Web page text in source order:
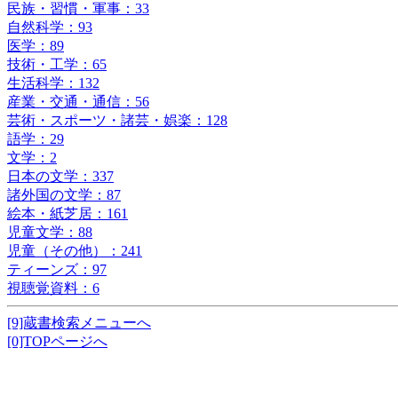
民族・習慣・軍事：33
自然科学：93
医学：89
技術・工学：65
生活科学：132
産業・交通・通信：56
芸術・スポーツ・諸芸・娯楽：128
語学：29
文学：2
日本の文学：337
諸外国の文学：87
絵本・紙芝居：161
児童文学：88
児童（その他）：241
ティーンズ：97
視聴覚資料：6
[9]蔵書検索メニューへ
[0]TOPページへ